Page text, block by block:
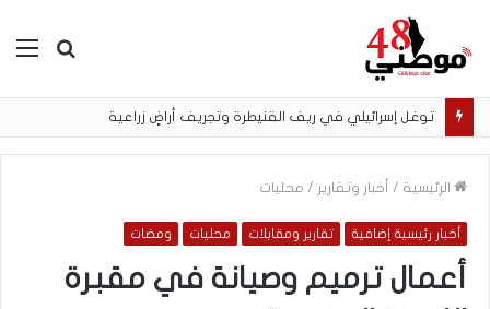
بحث
توغل إسرائيلي في ريف القنيطرة وتجريف أراضٍ زراعية
الرئيسية / أخبار وتقارير / محليات
أخبار رئيسية إضافية تقارير ومقابلات محليات ومضات
أعمال ترميم وصيانة في مقبرة